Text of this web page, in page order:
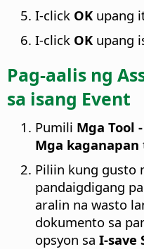
I-click OK upang
I-click OK upang
Pag-aalis ng
sa isang Event
Pumili Mga Tool
Mga kaganapan
Piliin kung gusto
pandaigdigang
aralin na wasto
dokumento sa
opsyon sa I-save